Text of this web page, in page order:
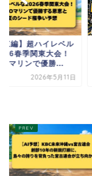
東編】超ハイレベル
春季関東大会！
マリンで優勝...
2026年5月11日